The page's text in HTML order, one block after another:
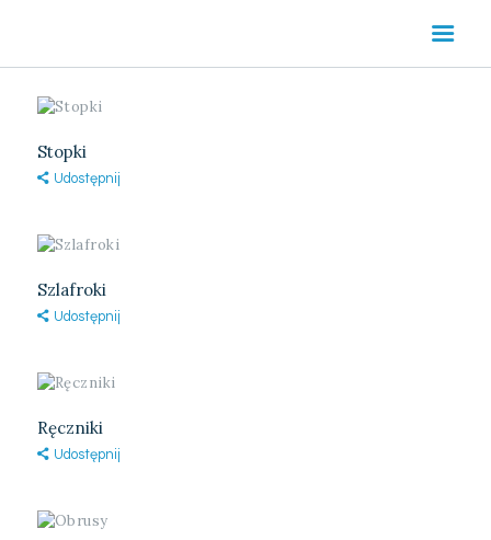
HOTELOWE
Stopki
Udostępnij
Szlafroki
Udostępnij
Ręczniki
Udostępnij